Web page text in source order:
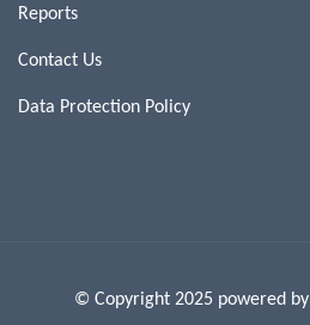
Reports
Contact Us
Data Protection Policy
© Copyright 2025 powered by